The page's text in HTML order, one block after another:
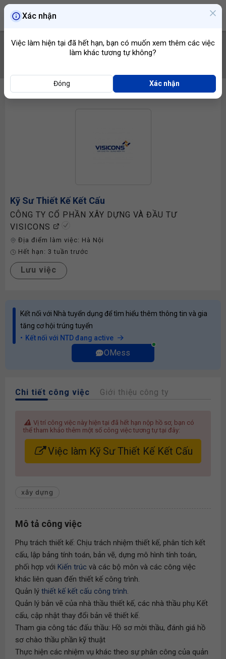
Kỹ Sư Thiết Kế Kết Cấu
CÔNG TY CỔ PHẦN XÂY DỰNG VÀ ĐẦU TƯ
VISICONS
Địa điểm làm việc: Hà Nội
Hết hạn: 3 tuần trước
Lưu việc
Kết nối với Nhà tuyển dụng để tìm hiểu thêm thông tin và gia
tăng cơ hội trúng tuyển
Kết nối với NTD đang active
OMess
Chi tiết công việc Giới thiệu công ty
Vị trí công việc này hiện tại đã hết hạn nộp hồ sơ, bạn có
thể tham khảo thêm một số công việc tương tự tại đây:
Việc làm Kỹ Sư Thiết Kế Kết Cấu
xây dựng
Mô tả công việc
Phụ trách thiết kế: Chịu trách nhiệm thiết kế, phân tích kết
cấu, lập bảng tính toán, bản vẽ, dựng mô hình tính toán,
phối hợp với Kiến trúc và các bộ môn và các công việc
khác liên quan đến thiết kế công trình.
Quản lý thiết kế kết cấu công trình.
Quản lý bản vẽ của nhà thầu thiết kế, các nhà thầu phụ Kết
cấu, cập nhật thay đổi bản vẽ thiết kế.
Tham gia công tác đấu thầu: Hồ sơ mời thầu, đánh giá hồ
sơ chào thầu phần kỹ thuật
Thực hiện các nhiệm vụ khác theo sự phân công của quản
Xác nhận
Việc làm hiện tại đã hết hạn, bạn có muốn xem thêm các việc
làm khác tương tự không?
Đóng Xác nhận